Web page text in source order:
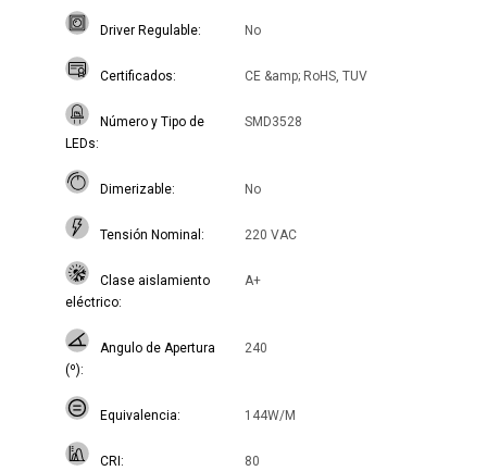
Driver Regulable No
Certificados CE &amp; RoHS, TUV
Número y Tipo de
LEDs
SMD3528
Dimerizable No
Tensión Nominal 220 VAC
Clase aislamiento
eléctrico
A+
Angulo de Apertura
(º)
240
Equivalencia 144W/M
CRI 80